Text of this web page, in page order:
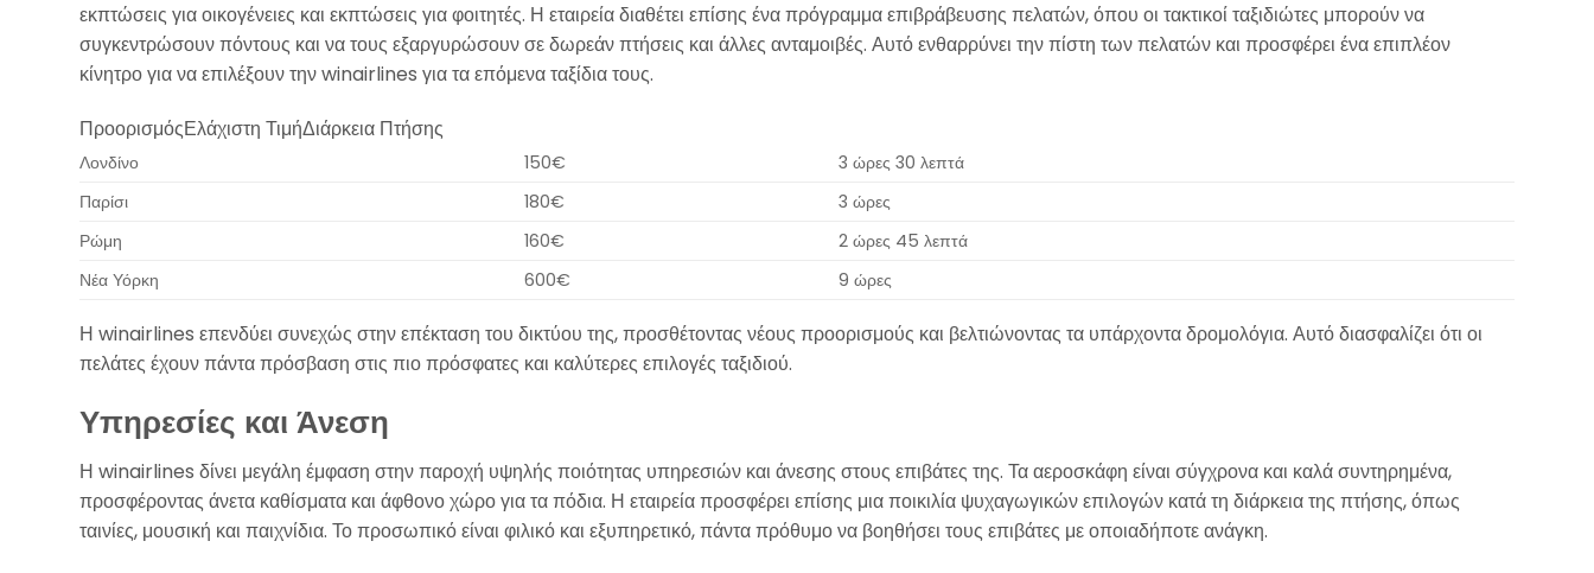
εκπτώσεις για οικογένειες και εκπτώσεις για φοιτητές. Η εταιρεία διαθέτει επίσης ένα πρόγραμμα επιβράβευσης πελατών, όπου οι τακτικοί ταξιδιώτες μπορούν να
συγκεντρώσουν πόντους και να τους εξαργυρώσουν σε δωρεάν πτήσεις και άλλες ανταμοιβές. Αυτό ενθαρρύνει την πίστη των πελατών και προσφέρει ένα επιπλέον
κίνητρο για να επιλέξουν την winairlines για τα επόμενα ταξίδια τους.
ΠροορισμόςΕλάχιστη ΤιμήΔιάρκεια Πτήσης
Λονδίνο 150€
3 ώρες 30 λεπτά
Παρίσι
180€
3 ώρες
Ρώμη
160€
2 ώρες 45 λεπτά
Νέα Υόρκη
600€ 9 ώρες
Η winairlines επενδύει συνεχώς στην επέκταση του δικτύου της, προσθέτοντας νέους προορισμούς και βελτιώνοντας τα υπάρχοντα δρομολόγια. Αυτό διασφαλίζει ότι οι
πελάτες έχουν πάντα πρόσβαση στις πιο πρόσφατες και καλύτερες επιλογές ταξιδιού.
Υπηρεσίες και Άνεση
Η winairlines δίνει μεγάλη έμφαση στην παροχή υψηλής ποιότητας υπηρεσιών και άνεσης στους επιβάτες της. Τα αεροσκάφη είναι σύγχρονα και καλά συντηρημένα,
προσφέροντας άνετα καθίσματα και άφθονο χώρο για τα πόδια. Η εταιρεία προσφέρει επίσης μια ποικιλία ψυχαγωγικών επιλογών κατά τη διάρκεια της πτήσης, όπως
ταινίες, μουσική και παιχνίδια. Το προσωπικό είναι φιλικό και εξυπηρετικό, πάντα πρόθυμο να βοηθήσει τους επιβάτες με οποιαδήποτε ανάγκη.